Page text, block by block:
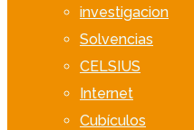
investigacion
Solvencias
CELSIUS
Internet
Cubículos